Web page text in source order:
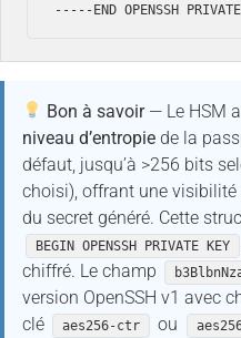
-----END OPENSSH
Bon à savoir— Le HSM
niveau d’entropie de la
défaut, jusqu’à >256 bits
choisi), offrant une
du secret généré. Cette
BEGIN OPENSSH PRIVATE KEY
chiffré. Le champ
version OpenSSH v1 avec
clé
aes256-ctr ou